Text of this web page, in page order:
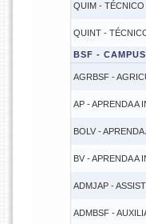
QUIM -
QUINT -
BSF -
AGRBSF -
AP - APRENDA A
BOLV -
BV - APRENDA A
ADMJAP -
ADMBSF -